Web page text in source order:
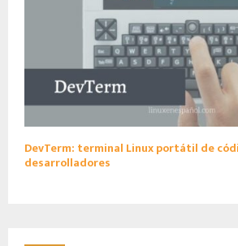
DevTerm: terminal Linux portátil de
desarrolladores